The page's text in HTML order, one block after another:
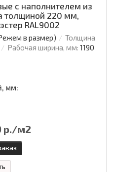
с наполнителем из
толщиной 220 мм,
RAL9002
в размер)
Толщина
Рабочая ширина, мм: 1190
мм:
р./м2